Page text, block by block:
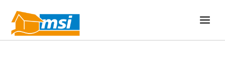
Inhalt
springen